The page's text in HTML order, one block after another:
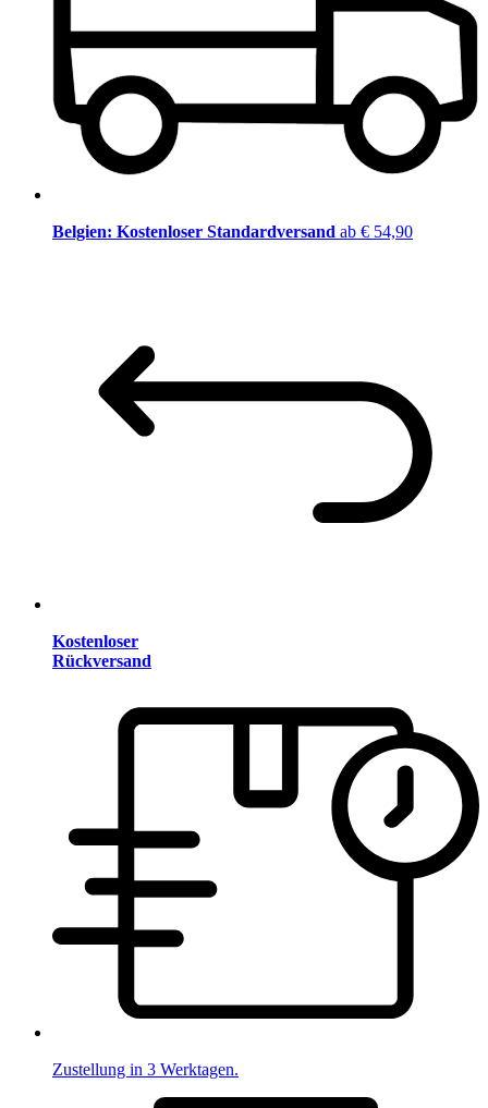
Belgien: Kostenloser Standardversand ab € 54,90
Kostenloser
Rückversand
Zustellung in 3 Werktagen.